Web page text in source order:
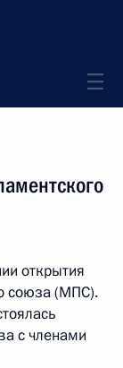
открытия
союза (МПС).
с членами